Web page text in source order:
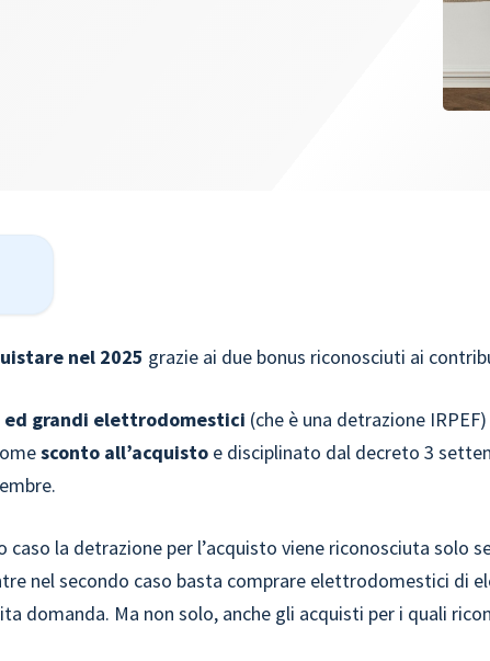
nel 2025 grazie ai due bonus riconosciuti ai
ed grandi elettrodomestici (che è una detrazione
sconto all’acquisto e disciplinato dal decreto 3
caso la detrazione per l’acquisto viene riconosciuta solo
nel secondo caso basta comprare elettrodomestici di
domanda. Ma non solo, anche gli acquisti per i quali